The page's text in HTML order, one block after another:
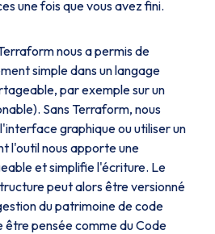
une fois que vous avez fini.
nous a permis de
simple dans un langage
par exemple sur un
Sans Terraform, nous
graphique ou utiliser un
l'outil nous apporte une
et simplifie l'écriture. Le
peut alors être versionné
du patrimoine de code
pensée comme du Code